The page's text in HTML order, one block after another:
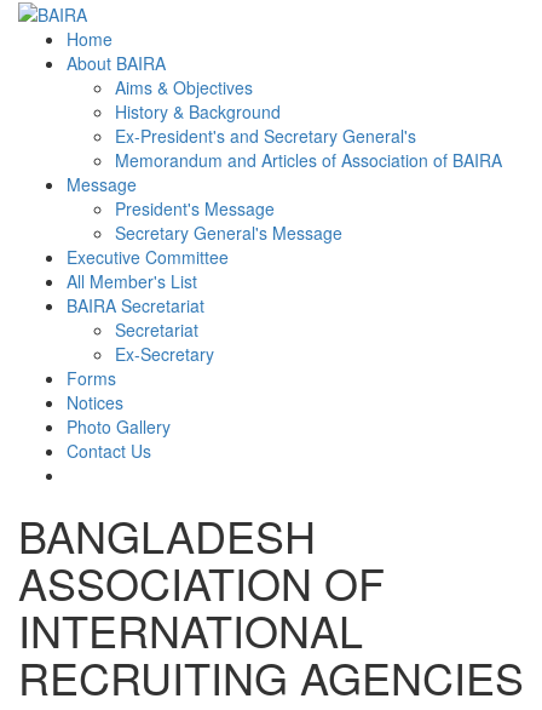
Home
About BAIRA
Aims & Objectives
History & Background
Ex-President's and Secretary General's
Memorandum and Articles of Association of BAIRA
Message
President's Message
Secretary General's Message
Executive Committee
All Member's List
BAIRA Secretariat
Secretariat
Ex-Secretary
Forms
Notices
Photo Gallery
Contact Us
BANGLADESH
ASSOCIATION OF
INTERNATIONAL
RECRUITING AGENCIES